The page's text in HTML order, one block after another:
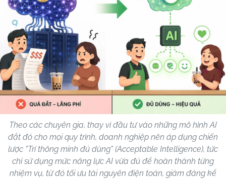
Theo các chuyên gia, thay vì đầu tư vào những mô hình AI
đắt đỏ cho mọi quy trình, doanh nghiệp nên áp dụng chiến
lược "Trí thông minh đủ dùng" (Acceptable Intelligence), tức
chỉ sử dụng mức năng lực AI vừa đủ để hoàn thành từng
nhiệm vụ, từ đó tối ưu tài nguyên điện toán, giảm đáng kể